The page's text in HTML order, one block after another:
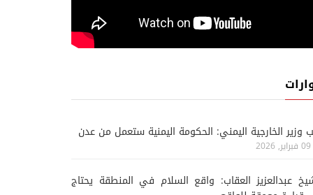
وزير الخارجية اليمني: الحكومة اليمنية ستعمل من عدن
09 فبراير, 2026
عبدالعزيز العقاب: واقع السلام في المنطقة يحتاج